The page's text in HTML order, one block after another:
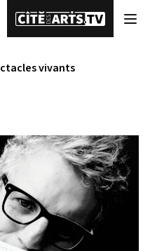
vivants